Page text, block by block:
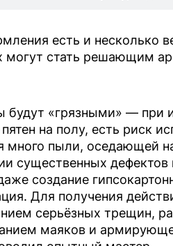
есть и несколько
могут стать решающим
будут «грязными» — при
на полу, есть риск
много пыли, оседающей
существенных
создание
Для получения
серьёзных трещин,
маяков и